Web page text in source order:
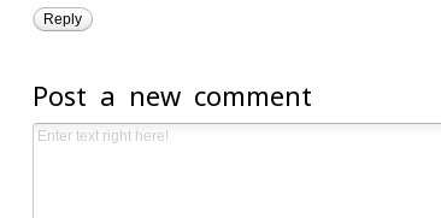
Reply
Post a new comment